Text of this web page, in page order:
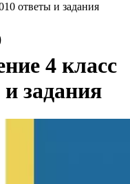
ответы и задания
4 класс
задания